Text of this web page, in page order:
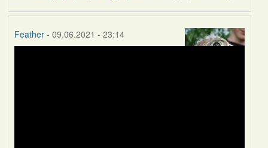
Feather- 09.06.2021 - 23:14